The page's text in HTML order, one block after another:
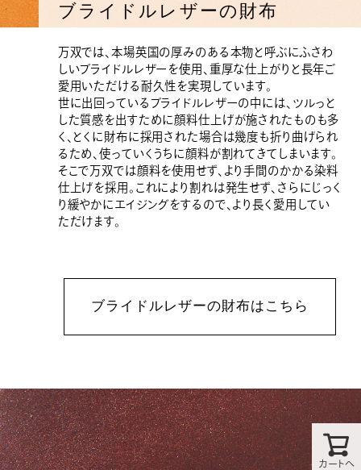
ブライドルレザーの財布
万双では、本場英国の厚みのある本物と呼ぶにふさわ
しいブライドルレザーを使用、重厚な仕上がりと長年ご
愛用いただける耐久性を実現しています。
世に出回っているブライドルレザーの中には、ツルっと
した質感を出すために顔料仕上げが施されたものも多
く、とくに財布に採用された場合は幾度も折り曲げられ
るため、使っていくうちに顔料が割れてきてしまいます。
そこで万双では顔料を使用せず、より手間のかかる染料
仕上げを採用。これにより割れは発生せず、さらにじっく
り緩やかにエイジングをするので、より長く愛用してい
ただけます。
ブライドルレザーの財布はこちら
カートへ